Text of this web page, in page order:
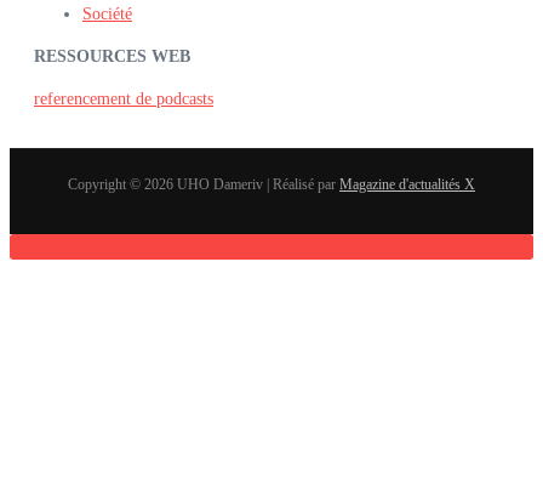
Société
RESSOURCES WEB
referencement de podcasts
Copyright © 2026 UHO Dameriv | Réalisé par Magazine d'actualités X